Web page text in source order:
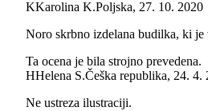
KKarolina K.Poljska, 27. 10. 2020
Noro skrbno izdelana budilka, ki je
Ta ocena je bila strojno prevedena.
HHelena S.Češka republika, 24. 4.
Ne ustreza ilustraciji.